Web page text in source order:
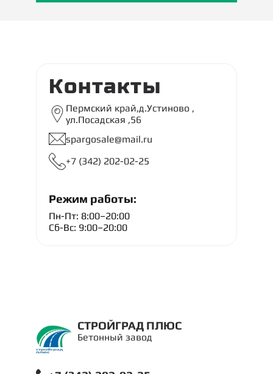
Контакты
Пермский край,д.Устиново ,
ул.Посадская ,56
spargosale@mail.ru
+7 (342) 202-02-25
Режим работы:
Пн-Пт: 8:00–20:00
Сб-Вс: 9:00–20:00
СТРОЙГРАД ПЛЮС
Бетонный завод